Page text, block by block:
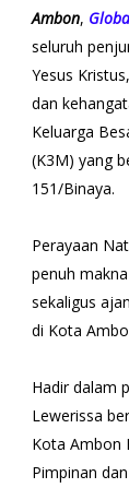
Ambon,
seluruh
Yesus
dan
Keluarga
(K3M) yang
151/Binaya.
Perayaan
penuh
sekaligus
di Kota
Hadir dalam
Lewerissa
Kota Ambon
Pimpinan